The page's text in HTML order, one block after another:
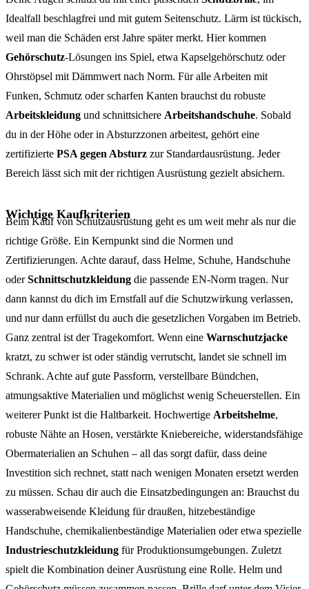
Idealfall beschlagfrei und mit gutem Seitenschutz. Lärm ist tückisch,
weil man die Schäden erst Jahre später merkt. Hier kommen
Gehörschutz-Lösungen ins Spiel, etwa Kapselgehörschutz oder
Ohrstöpsel mit Dämmwert nach Norm. Für alle Arbeiten mit
Funken, Schmutz oder scharfen Kanten brauchst du robuste
Arbeitskleidung und schnittsichere Arbeitshandschuhe. Sobald
du in der Höhe oder in Absturzzonen arbeitest, gehört eine
zertifizierte PSA gegen Absturz zur Standardausrüstung. Jeder
Bereich lässt sich mit der richtigen Ausrüstung gezielt absichern.
Wichtige Kaufkriterien
Beim Kauf von Schutzausrüstung geht es um weit mehr als nur die
richtige Größe. Ein Kernpunkt sind die Normen und
Zertifizierungen. Achte darauf, dass Helme, Schuhe, Handschuhe
oderSchnittschutzkleidung die passende EN-Norm tragen. Nur
dann kannst du dich im Ernstfall auf die Schutzwirkung verlassen,
und nur dann erfüllst du auch die gesetzlichen Vorgaben im Betrieb.
Ganz zentral ist der Tragekomfort. Wenn eine Warnschutzjacke
kratzt, zu schwer ist oder ständig verrutscht, landet sie schnell im
Schrank. Achte auf gute Passform, verstellbare Bündchen,
atmungsaktive Materialien und möglichst wenig Scheuerstellen. Ein
weiterer Punkt ist die Haltbarkeit. Hochwertige Arbeitshelme,
robuste Nähte an Hosen, verstärkte Kniebereiche, widerstandsfähige
Obermaterialien an Schuhen – all das sorgt dafür, dass deine
Investition sich rechnet, statt nach wenigen Monaten ersetzt werden
zu müssen. Schau dir auch die Einsatzbedingungen an: Brauchst du
wasserabweisende Kleidung für draußen, hitzebeständige
Handschuhe, chemikalienbeständige Materialien oder etwa spezielle
Industrieschutzkleidung für Produktionsumgebungen. Zuletzt
spielt die Kombination deiner Ausrüstung eine Rolle. Helm und